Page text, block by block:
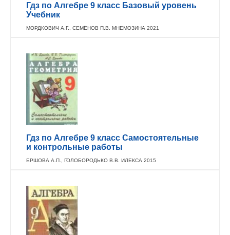
Гдз по Алгебре 9 класс Базовый уровень
Учебник
МОРДКОВИЧ А.Г., СЕМЁНОВ П.В. МНЕМОЗИНА 2021
Гдз по Алгебре 9 класс Самостоятельные
и контрольные работы
ЕРШОВА А.П., ГОЛОБОРОДЬКО В.В. ИЛЕКСА 2015